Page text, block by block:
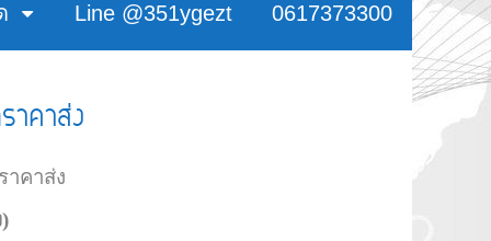
Line @351ygezt 0617373300
าคาส่ง
าคาส่ง